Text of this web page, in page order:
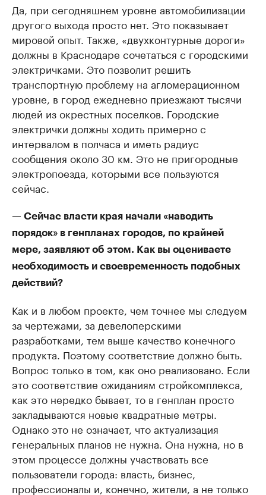
Да, при сегодняшнем уровне автомобилизации
другого выхода просто нет. Это показывает
мировой опыт. Также, «двухконтурные дороги»
должны в Краснодаре сочетаться с городскими
электричками. Это позволит решить
транспортную проблему на агломерационном
уровне, в город ежедневно приезжают тысячи
людей из окрестных поселков. Городские
электрички должны ходить примерно с
интервалом в полчаса и иметь радиус
сообщения около 30 км. Это не пригородные
электропоезда, которыми все пользуются
сейчас.
— Сейчас власти края начали «наводить
порядок» в генпланах городов, по крайней
мере, заявляют об этом. Как вы оцениваете
необходимость и своевременность подобных
действий?
Как и в любом проекте, чем точнее мы следуем
за чертежами, за девелоперскими
разработками, тем выше качество конечного
продукта. Поэтому соответствие должно быть.
Вопрос только в том, как оно реализовано. Если
это соответствие ожиданиям стройкомплекса,
как это нередко бывает, то в генплан просто
закладываются новые квадратные метры.
Однако это не означает, что актуализация
генеральных планов не нужна. Она нужна, но в
этом процессе должны участвовать все
пользователи города: власть, бизнес,
профессионалы и, конечно, жители, а не только